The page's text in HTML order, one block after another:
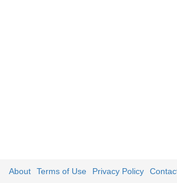
About Terms of Use Privacy Policy